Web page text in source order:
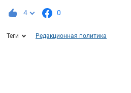
4 0
Теги Редакционная политика